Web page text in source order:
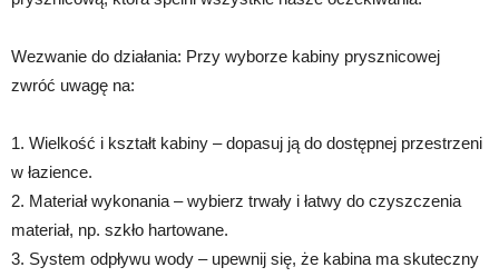
Wezwanie do działania: Przy wyborze kabiny prysznicowej
zwróć uwagę na:
1. Wielkość i kształt kabiny – dopasuj ją do dostępnej przestrzeni
w łazience.
2. Materiał wykonania – wybierz trwały i łatwy do czyszczenia
materiał, np. szkło hartowane.
3. System odpływu wody – upewnij się, że kabina ma skuteczny